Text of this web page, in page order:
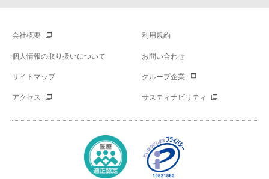
会社概要 利用規約
個人情報の取り扱いについて お問い合わせ
サイトマップ グループ企業
アクセス サスティナビリティ